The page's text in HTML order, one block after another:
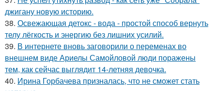
джигану новую историю.
38. Освежающая детокс - вода - простой способ вернуть
телу лёгкость и энергию без лишних усилий.
39. В интернете вновь заговорили о переменах во
внешнем виде Ариелы Самойловой люди поражены
тем, как сейчас выглядит 14-летняя девочка.
40. Ирина Горбачева призналась, что не сможет стать